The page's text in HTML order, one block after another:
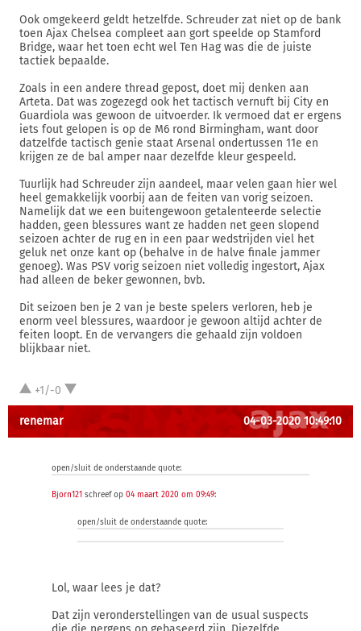
Ook omgekeerd geldt hetzelfde. Schreuder zat niet op de bank
toen Ajax Chelsea compleet aan gort speelde op Stamford
Bridge, waar het toen echt wel Ten Hag was die de juiste
tactiek bepaalde.
Zoals in een andere thread gepost, doet mij denken aan
Arteta. Dat was zogezegd ook het tactisch vernuft bij City en
Guardiola was gewoon de uitvoerder. Ik vermoed dat er ergens
iets fout gelopen is op de M6 rond Birmingham, want door
datzelfde tactisch genie staat Arsenal ondertussen 11e en
krijgen ze de bal amper naar dezelfde kleur gespeeld.
Tuurlijk had Schreuder zijn aandeel, maar velen gaan hier wel
heel gemakkelijk voorbij aan de feiten van vorig seizoen.
Namelijk dat we een buitengewoon getalenteerde selectie
hadden, geen blessures want ze hadden net geen slopend
seizoen achter de rug en in een paar wedstrijden viel het
geluk net onze kant op (behalve in de halve finale jammer
genoeg). Was PSV vorig seizoen niet volledig ingestort, Ajax
had alleen de beker gewonnen, bvb.
Dit seizoen ben je 2 van je beste spelers verloren, heb je
enorm veel blessures, waardoor je gewoon altijd achter de
feiten loopt. En de vervangers die gehaald zijn voldoen
blijkbaar niet.
+1/-0
renemar 04-03-2020 10:49:10
open/sluit de onderstaande quote:
Bjorn121 schreef op 04 maart 2020 om 09:49:
open/sluit de onderstaande quote:
Lol, waar lees je dat?
Dat zijn veronderstellingen van de usual suspects